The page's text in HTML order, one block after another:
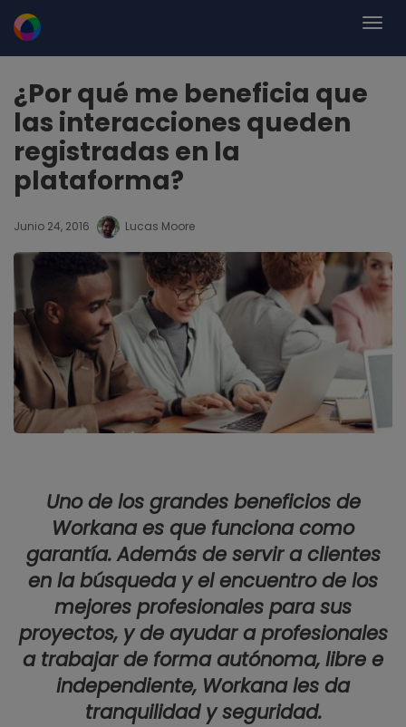
¿Por qué me beneficia que
las interacciones queden
registradas en la
plataforma?
Junio 24, 2016 Lucas Moore
Uno de los grandes beneficios de
Workana es que funciona como
garantía. Además de servir a clientes
en la búsqueda y el encuentro de los
mejores profesionales para sus
proyectos, y de ayudar a profesionales
a trabajar de forma autónoma, libre e
independiente, Workana les da
tranquilidad y seguridad.